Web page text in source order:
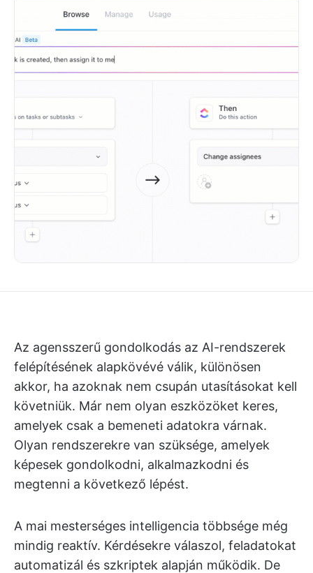
Az agensszerű gondolkodás az AI-rendszerek
felépítésének alapkövévé válik, különösen
akkor, ha azoknak nem csupán utasításokat kell
követniük. Már nem olyan eszközöket keres,
amelyek csak a bemeneti adatokra várnak.
Olyan rendszerekre van szüksége, amelyek
képesek gondolkodni, alkalmazkodni és
megtenni a következő lépést.
A mai mesterséges intelligencia többsége még
mindig reaktív. Kérdésekre válaszol, feladatokat
automatizál és szkriptek alapján működik. De